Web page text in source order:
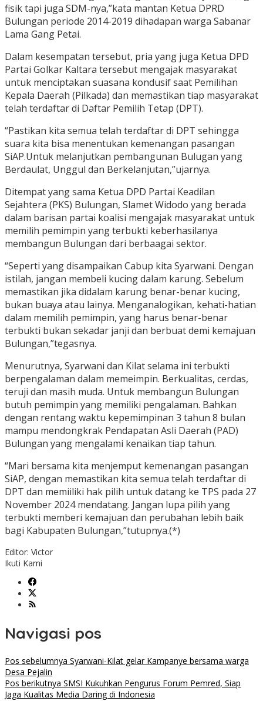
fisik tapi juga SDM-nya,”kata mantan Ketua DPRD
Bulungan periode 2014-2019 dihadapan warga Sabanar
Lama Gang Petai.
Dalam kesempatan tersebut, pria yang juga Ketua DPD
Partai Golkar Kaltara tersebut mengajak masyarakat
untuk menciptakan suasana kondusif saat Pemilihan
Kepala Daerah (Pilkada) dan memastikan tiap masyarakat
telah terdaftar di Daftar Pemilih Tetap (DPT).
“Pastikan kita semua telah terdaftar di DPT sehingga
suara kita bisa menentukan kemenangan pasangan
SiAP.Untuk melanjutkan pembangunan Bulugan yang
Berdaulat, Unggul dan Berkelanjutan,”ujarnya.
Ditempat yang sama Ketua DPD Partai Keadilan
Sejahtera (PKS) Bulungan, Slamet Widodo yang berada
dalam barisan partai koalisi mengajak masyarakat untuk
memilih pemimpin yang terbukti keberhasilanya
membangun Bulungan dari berbaagai sektor.
“Seperti yang disampaikan Cabup kita Syarwani. Dengan
istilah, jangan membeli kucing dalam karung. Sebelum
memastikan jika didalam karung benar-benar kucing,
bukan buaya atau lainya. Menganalogikan, kehati-hatian
dalam memilih pemimpin, yang harus benar-benar
terbukti bukan sekadar janji dan berbuat demi kemajuan
Bulungan,”tegasnya.
Menurutnya, Syarwani dan Kilat selama ini terbukti
berpengalaman dalam memeimpin. Berkualitas, cerdas,
teruji dan masih muda. Untuk membangun Bulungan
butuh pemimpin yang memiliki pengalaman. Bahkan
dengan rentang waktu kepemimpinan 3 tahun 8 bulan
mampu mendongkrak Pendapatan Asli Daerah (PAD)
Bulungan yang mengalami kenaikan tiap tahun.
“Mari bersama kita menjemput kemenangan pasangan
SiAP, dengan memastikan kita semua telah terdaftar di
DPT dan memiiliki hak pilih untuk datang ke TPS pada 27
November 2024 mendatang. Jangan lupa pilih yang
terbukti memberi kemajuan dan perubahan lebih baik
bagi Kabupaten Bulungan,”tutupnya.(*)
Editor: Victor
Ikuti Kami
Navigasi pos
Pos sebelumnya Syarwani-Kilat gelar Kampanye bersama warga
Desa Pejalin
Pos berikutnya SMSI Kukuhkan Pengurus Forum Pemred, Siap
Jaga Kualitas Media Daring di Indonesia